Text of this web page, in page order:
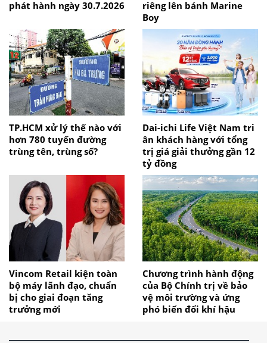
phát hành ngày 30.7.2026
riêng lên bánh Marine
Boy
TP.HCM xử lý thế nào với
hơn 780 tuyến đường
trùng tên, trùng số?
Dai-ichi Life Việt Nam tri
ân khách hàng với tổng
trị giá giải thưởng gần 12
tỷ đồng
Vincom Retail kiện toàn
bộ máy lãnh đạo, chuẩn
bị cho giai đoạn tăng
trưởng mới
Chương trình hành động
của Bộ Chính trị về bảo
vệ môi trường và ứng
phó biến đổi khí hậu